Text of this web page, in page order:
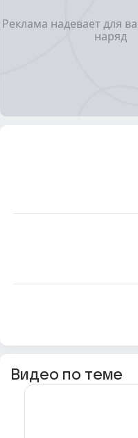
Видео по теме